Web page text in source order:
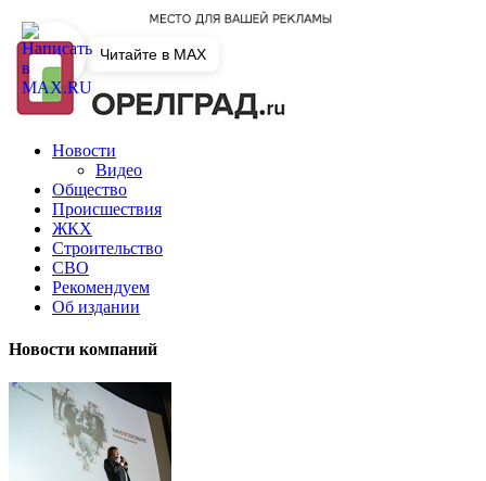
Новости
Видео
Общество
Происшествия
ЖКХ
Строительство
СВО
Рекомендуем
Об издании
Новости компаний
Читайте в MAX